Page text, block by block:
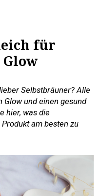
für
Selbstbräuner? Alle
und einen gesund
hier, was die
am besten zu